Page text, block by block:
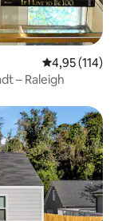
4,95 (114)
– Raleigh